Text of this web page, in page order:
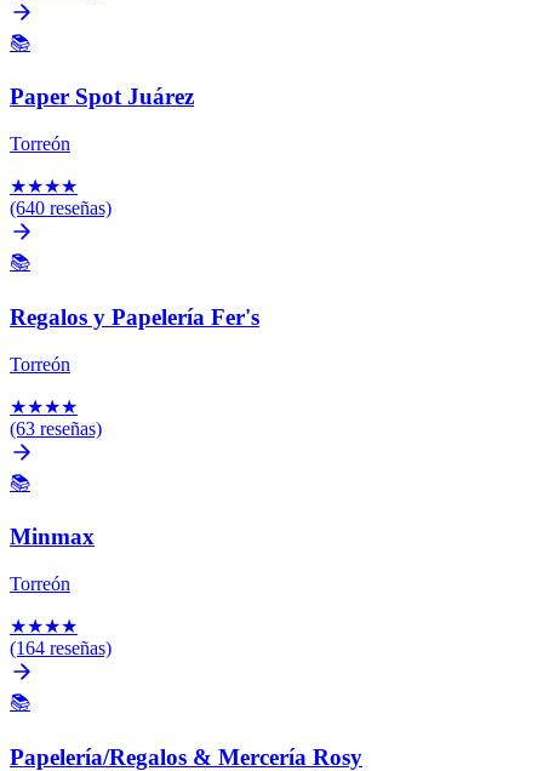
📚
Paper Spot Juárez
Torreón
★★★★
(640 reseñas)
📚
Regalos y Papelería Fer's
Torreón
★★★★
(63 reseñas)
📚
Minmax
Torreón
★★★★
(164 reseñas)
📚
Papelería/Regalos & Mercería Rosy